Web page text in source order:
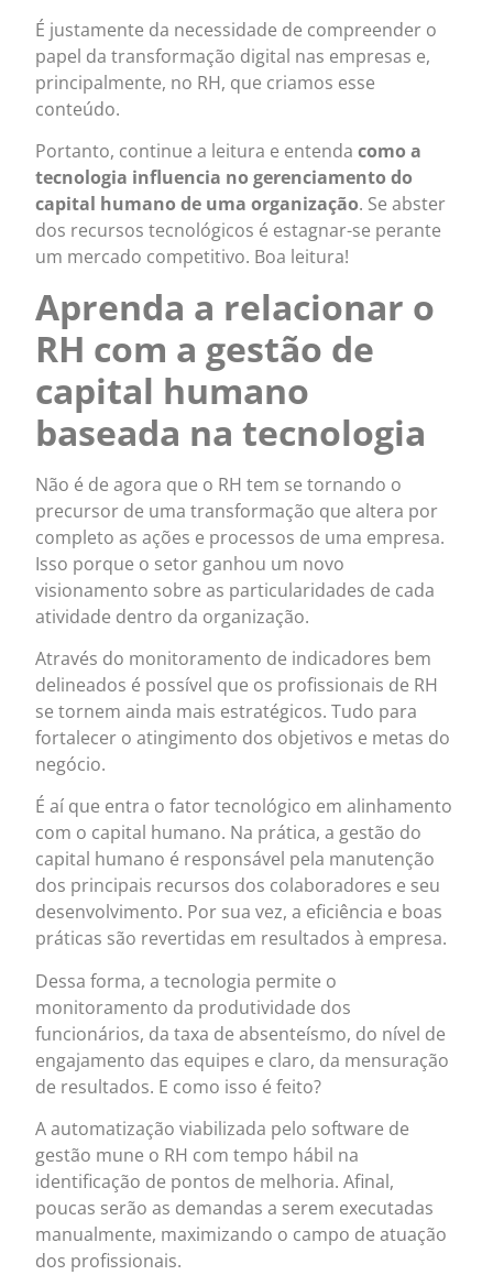
É justamente da necessidade de compreender o
papel da transformação digital nas empresas e,
principalmente, no RH, que criamos esse
conteúdo.
Portanto, continue a leitura e entendacomo a
tecnologia influencia no gerenciamento do
capital humano de uma organização. Se abster
dos recursos tecnológicos é estagnar-se perante
um mercado competitivo. Boa leitura!
Aprenda a relacionar o
RH com a gestão de
capital humano
baseada na tecnologia
Não é de agora que o RH tem se tornando o
precursor de uma transformação que altera por
completo as ações e processos de uma empresa.
Isso porque o setor ganhou um novo
visionamento sobre as particularidades de cada
atividade dentro da organização.
Através do monitoramento de indicadores bem
delineados é possível que os profissionais de RH
se tornem ainda mais estratégicos. Tudo para
fortalecer o atingimento dos objetivos e metas do
negócio.
É aí que entra o fator tecnológico em alinhamento
com o capital humano. Na prática, a gestão do
capital humano é responsável pela manutenção
dos principais recursos dos colaboradores e seu
desenvolvimento. Por sua vez, a eficiência e boas
práticas são revertidas em resultados à empresa.
Dessa forma, a tecnologia permite o
monitoramento da produtividade dos
funcionários, da taxa de absenteísmo, do nível de
engajamento das equipes e claro, da mensuração
de resultados. E como isso é feito?
A automatização viabilizada pelo software de
gestão mune o RH com tempo hábil na
identificação de pontos de melhoria. Afinal,
poucas serão as demandas a serem executadas
manualmente, maximizando o campo de atuação
dos profissionais.